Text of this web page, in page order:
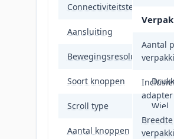
Connectiviteitstechnologie
Aansluiting
Bewegingsresolutie 1200
Soort knoppen
Scroll type Wiel
Aantal knoppen 4
Aantal
adapter
Breedte